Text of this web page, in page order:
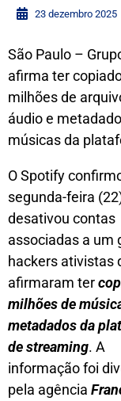
23 dezembro 2025
São Paulo –
afirma ter
milhões de
áudio e
músicas da
O Spotify
segunda-feira
desativou contas
associadas a um
hackers ativistas
afirmaram ter
milhões de
metadados da
de streaming. A
informação foi
pela agência